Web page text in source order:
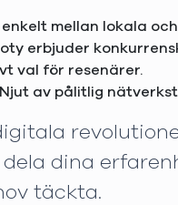
enkelt mellan lokala
erbjuder
val för resenärer.
Njut av pålitlig
dela dina
täckta.